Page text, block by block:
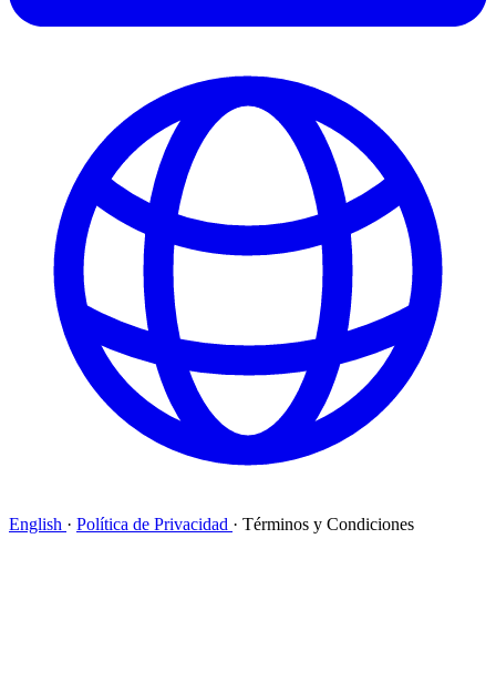
English · Política de Privacidad · Términos y Condiciones